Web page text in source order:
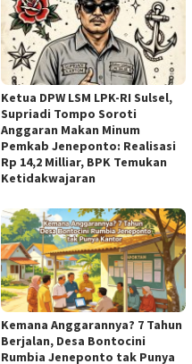
Ketua DPW LSM LPK-RI Sulsel,
Supriadi Tompo Soroti
Anggaran Makan Minum
Pemkab Jeneponto: Realisasi
Rp 14,2 Milliar, BPK Temukan
Ketidakwajaran
Kemana Anggarannya? 7 Tahun
Berjalan, Desa Bontocini
Rumbia Jeneponto tak Punya